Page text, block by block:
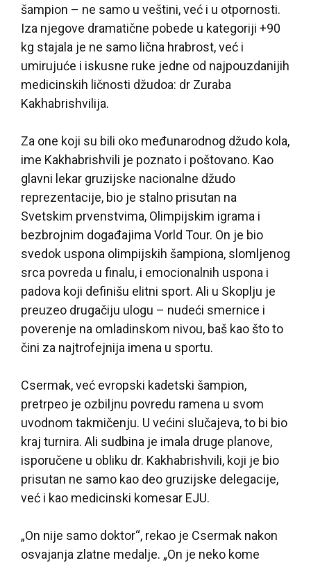
šampion – ne samo u veštini, već i u otpornosti.
Iza njegove dramatične pobede u kategoriji +90
kg stajala je ne samo lična hrabrost, već i
umirujuće i iskusne ruke jedne od najpouzdanijih
medicinskih ličnosti džudoa: dr Zuraba
Kakhabrishvilija.
Za one koji su bili oko međunarodnog džudo kola,
ime Kakhabrishvili je poznato i poštovano. Kao
glavni lekar gruzijske nacionalne džudo
reprezentacije, bio je stalno prisutan na
Svetskim prvenstvima, Olimpijskim igrama i
bezbrojnim događajima Vorld Tour. On je bio
svedok uspona olimpijskih šampiona, slomljenog
srca povreda u finalu, i emocionalnih uspona i
padova koji definišu elitni sport. Ali u Skoplju je
preuzeo drugačiju ulogu – nudeći smernice i
poverenje na omladinskom nivou, baš kao što to
čini za najtrofejnija imena u sportu.
Csermak, već evropski kadetski šampion,
pretrpeo je ozbiljnu povredu ramena u svom
uvodnom takmičenju. U većini slučajeva, to bi bio
kraj turnira. Ali sudbina je imala druge planove,
isporučene u obliku dr. Kakhabrishvili, koji je bio
prisutan ne samo kao deo gruzijske delegacije,
već i kao medicinski komesar EJU.
„On nije samo doktor“, rekao je Csermak nakon
osvajanja zlatne medalje. „On je neko kome